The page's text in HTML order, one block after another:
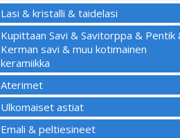
Lasi & kristalli & taidelasi
Kupittaan Savi & Savitorppa & Pentik
Kerman savi & muu kotimainen
keramiikka
Aterimet
Ulkomaiset astiat
Emali & peltiesineet